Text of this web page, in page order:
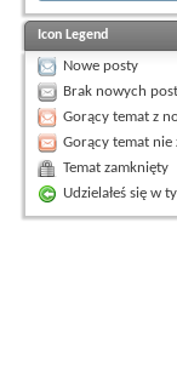
Icon Legend
Nowe posty
Brak nowych
Gorący temat z
Gorący temat
Temat zamknięty
Udzielałeś się w